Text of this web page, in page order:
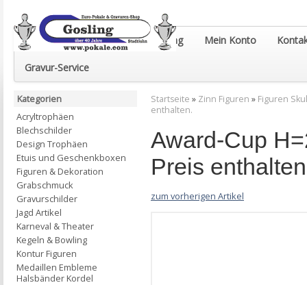
Euro-Pokale & Gravur-Shop Gosling Mein Konto
Gravur-Service
Startseite » Zinn Figuren » Figuren
enthalten.
Award-Cup
Preis
zum vorherigen Artikel
Kategorien
Acryltrophäen
Blechschilder
Design Trophäen
Etuis und Geschenkboxen
Figuren & Dekoration
Grabschmuck
Gravurschilder
Jagd Artikel
Karneval & Theater
Kegeln & Bowling
Kontur Figuren
Medaillen Embleme
Halsbänder Kordel